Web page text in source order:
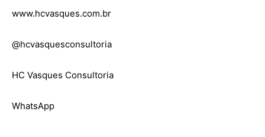
www.hcvasques.com.br
@hcvasquesconsultoria
HC Vasques Consultoria
WhatsApp